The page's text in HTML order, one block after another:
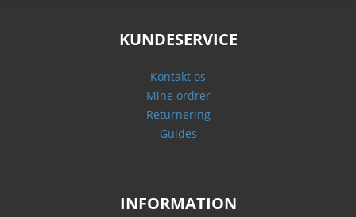
KUNDESERVICE
Kontakt os
Mine ordrer
Returnering
Guides
INFORMATION